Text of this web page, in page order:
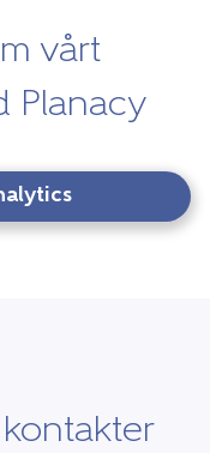
vårt
Planacy